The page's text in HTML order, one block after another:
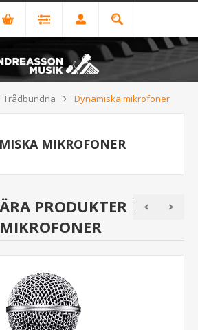
Trådbundna Dynamiska mikrofoner
MIKROFONER
PRODUKTER I